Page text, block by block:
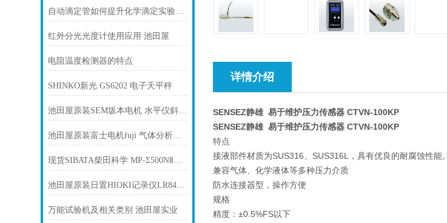
自动滴定管如何提升化学滴定实验的准确性？
红外分光光度计使用应用 池田屋
电阻温度检测器的特点
SHINKO新光 GS6202 电子天平秤
池田屋原装SEM坂本电机 水平仪斜度计 SELN-001B产品介绍技术参数
池田屋原装富士电机fuji 气体分析仪 ZKJFHA03产品介绍技术参数
现货SIBATA柴田科学 MP-Σ500NⅡ高性能抽气泵
池田屋原装日置HIOKI记录仪LR8410-20产品介绍技术参数
万能试验机及相关类别 池田屋实业
详情介绍
SENSEZ静雄 易于维护压力传感器 CTVN-100KP
SENSEZ静雄 易于维护压力传感器 CTVN-100KP
特点
接液部件材质为SUS316、SUS316L，具有优良的耐腐蚀性能。
兼容气体、化学液体等多种压力介质
防水连接器型，操作方便
规格
精度：±0.5%FS以下